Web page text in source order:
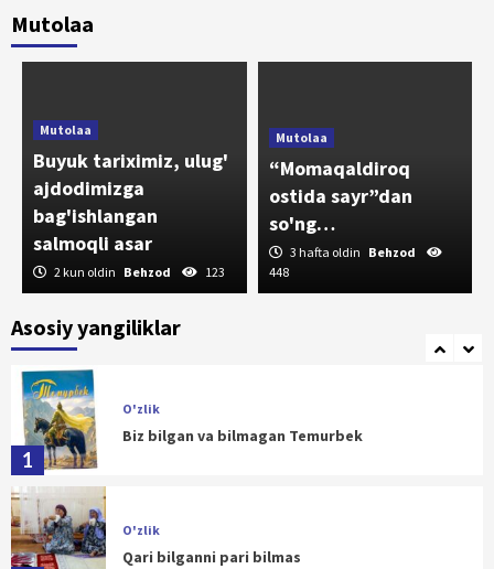
Mutolaa
Mutolaa
Buyuk tariximiz, ulug'
ajdodimizga
bag'ishlangan
salmoqli asar
2 kun oldin Behzod 123
Mutolaa
“Momaqaldiroq
ostida sayr”dan
so'ng…
3 hafta oldin Behzod
448
Asosiy yangiliklar
Tarix tilga kirgan, tarixdan saboq olingan
joyda, albatta, bilim va ma'rifat, taraqqiyot
va adolat bo'ladi
5
1
O'zlik
Biz bilgan va bilmagan Temurbek
O'zlik
Qari bilganni pari bilmas